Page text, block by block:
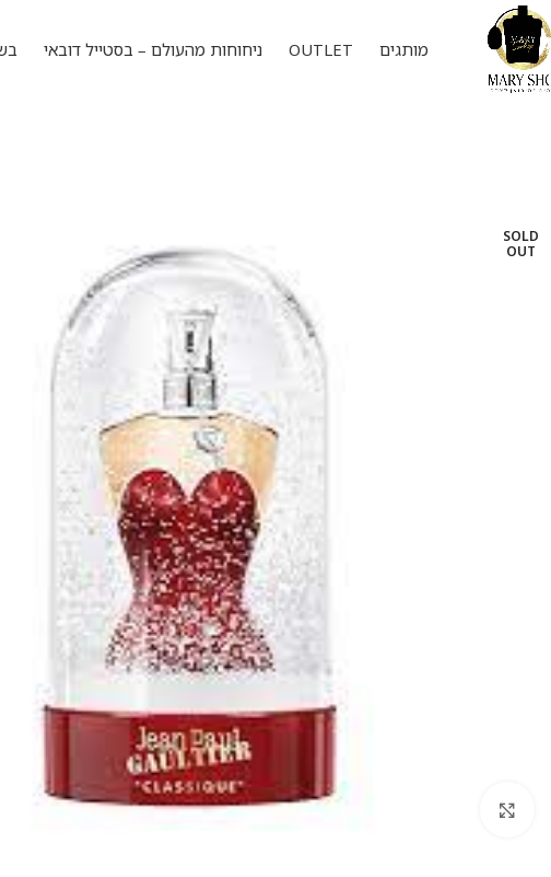
מותגים OUTLET ניחוחות מהעולם – בסטייל דובאי
SOLD
OUT